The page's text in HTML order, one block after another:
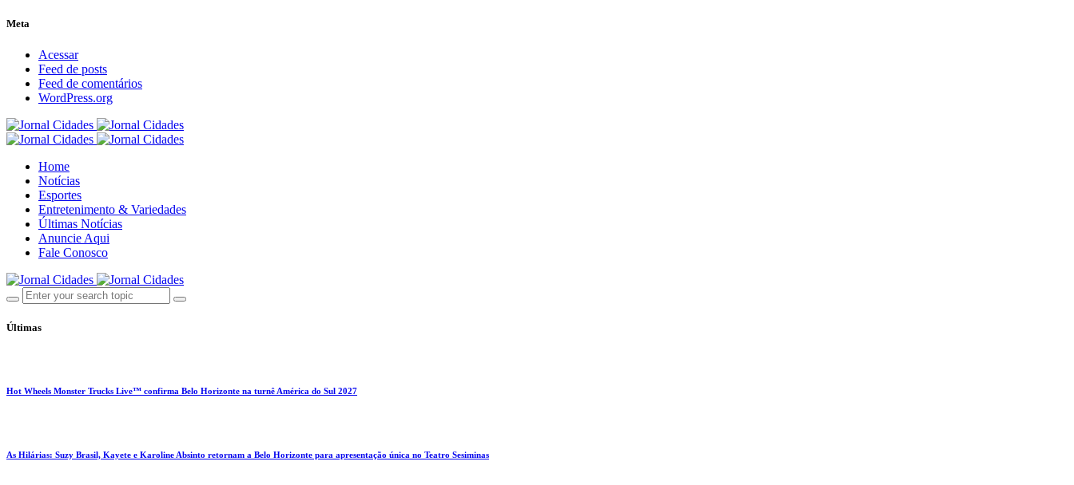
Meta
Acessar
Feed de posts
Feed de comentários
WordPress.org
Home
Notícias
Esportes
Entretenimento & Variedades
Últimas Notícias
Anuncie Aqui
Fale Conosco
Últimas
Hot Wheels Monster Trucks Live™ confirma Belo Horizonte na turnê América do Sul 2027
As Hilárias: Suzy Brasil, Kayete e Karoline Absinto retornam a Belo Horizonte para apresentação única no Teatro Sesiminas